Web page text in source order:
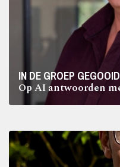
IN DE GROEP GEGOOID
Op AI antwoorden